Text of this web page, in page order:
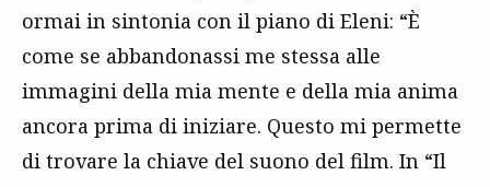
ormai in sintonia con il piano di Eleni: “È
come se abbandonassi me stessa alle
immagini della mia mente e della mia anima
ancora prima di iniziare. Questo mi permette
di trovare la chiave del suono del film. In “Il